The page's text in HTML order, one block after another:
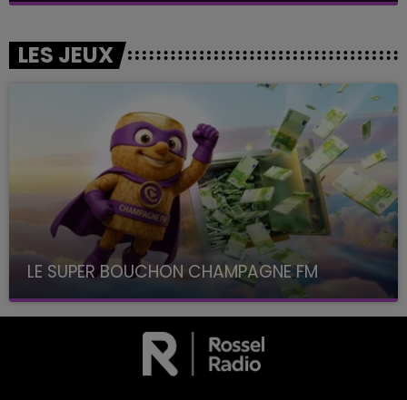
LES JEUX
LE SUPER BOUCHON CHAMPAGNE FM
avec La Famille Champagne FM, à 8H10